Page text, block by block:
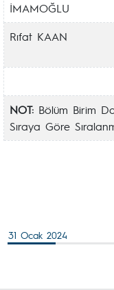
İMAMOĞLU
Rıfat KAAN
NOT: Bölüm Birim
Sıraya Göre
31 Ocak 2024